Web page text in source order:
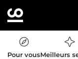
Pour vousMeilleurs